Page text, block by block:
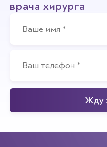
врача хирурга